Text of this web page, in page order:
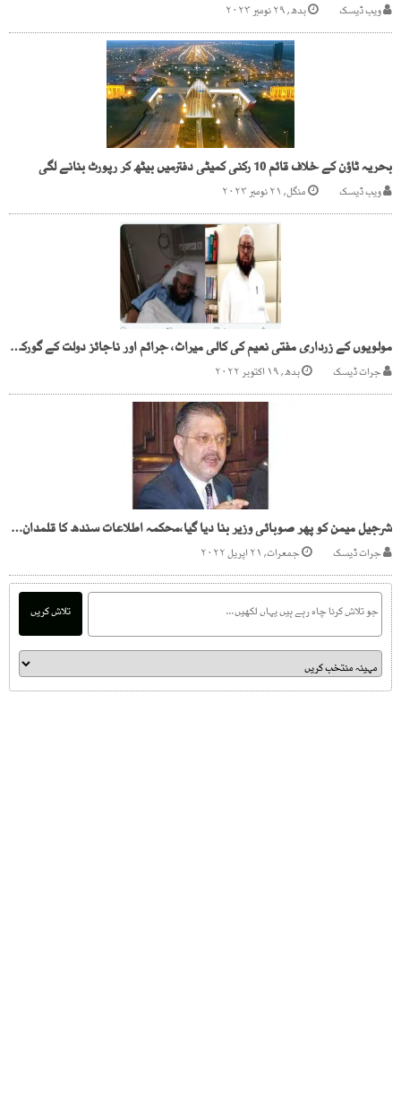
ویب ڈیسک بدھ, ۲۹ نومبر ۲۰۲۳
بحریہ ٹاؤن کے خلاف قائم 10 رکنی کمیٹی دفترمیں بیٹھ کر رپورٹ بنانے لگی
ویب ڈیسک منگل, ۲۱ نومبر ۲۰۲۳
مولویوں کے زرداری مفتی نعیم کی کالی میراث، جرائم اور ناجائز دولت کے گورکھ دھندے
جرات ڈیسک بدھ, ۱۹ اکتوبر ۲۰۲۲
شرجیل میمن کو پھر صوبائی وزیر بنا دیا گیا،محکمہ اطلاعات سندھ کا قلمدان دینے کا فیصلہ
جرات ڈیسک جمعرات, ۲۱ اپریل ۲۰۲۲
تلاش کریں